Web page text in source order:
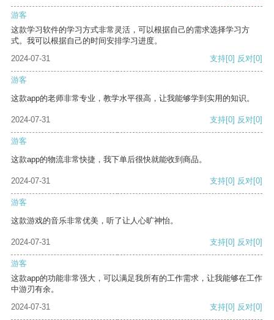
游客
这款学习软件的学习方式非常灵活，可以根据自己的需求选择学习方
式。我可以根据自己的时间安排学习进度。
2024-07-31
支持[0] 反对[0]
游客
这款app的老师非常专业，教学水平很高，让我能够学到实用的知识。
2024-07-31 支持[0] 反对[0]
游客
这款app的物流非常快捷，我下单后很快就能收到商品。
2024-07-31 支持[0] 反对[0]
游客
这款游戏的音乐非常优美，听了让人心旷神怡。
2024-07-31 支持[0] 反对[0]
游客
这款app的功能非常强大，可以满足我所有的工作需求，让我能够在工作
中游刃有余。
2024-07-31
支持[0] 反对[0]